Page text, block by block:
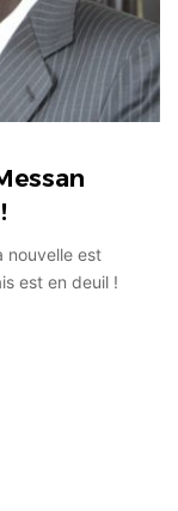
nouvelle est
est en deuil !